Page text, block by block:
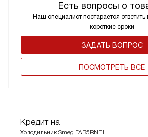
Есть вопросы о
Наш специалист постарается
короткие сроки
ЗАДАТЬ ВОПРОС
ПОCМОТРЕТЬ ВСЕ
Кредит на
Холодильник Smeg FAB5RNE1